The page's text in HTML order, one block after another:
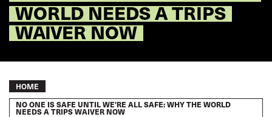
WORLD NEEDS A TRIPS
WAIVER NOW
Breadcrumb
HOME
NO ONE IS SAFE UNTIL WE'RE ALL SAFE: WHY THE WORLD
NEEDS A TRIPS WAIVER NOW